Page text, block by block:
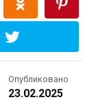
Опубликовано
23.02.2025